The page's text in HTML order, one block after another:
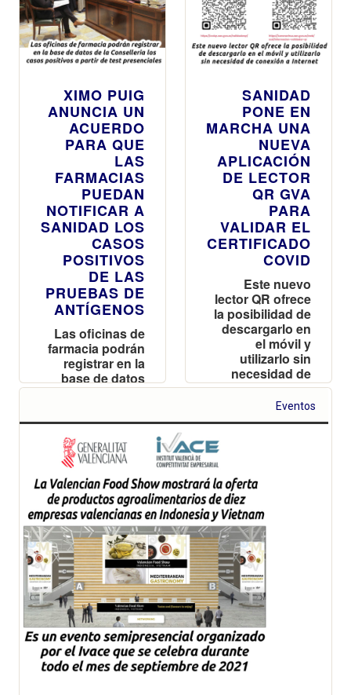
XIMO PUIG
ANUNCIA UN
ACUERDO
PARA QUE
LAS
FARMACIAS
PUEDAN
NOTIFICAR A
SANIDAD LOS
CASOS
POSITIVOS
DE LAS
PRUEBAS DE
ANTÍGENOS
Las oficinas de
farmacia podrán
registrar en la
base de datos
de la
casos positivos
a partir de test
presenciales
SANIDAD
PONE EN
MARCHA UNA
NUEVA
APLICACIÓN
DE LECTOR
QR GVA
PARA
VALIDAR EL
CERTIFICADO
COVID
Este nuevo
lector QR ofrece
la posibilidad de
descargarlo en
el móvil y
utilizarlo sin
necesidad de
conexión a
Internet
Eventos